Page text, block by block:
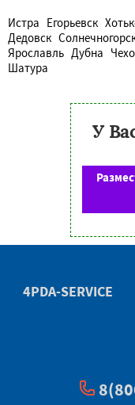
Истра Егорьевск
Дедовск
Ярославль Дубна
Шатура
У
4PDA-SERVICE